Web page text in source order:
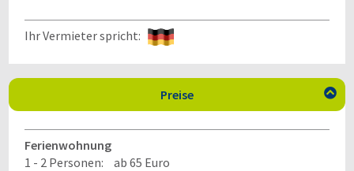
Ihr Vermieter spricht:
Preise 
Ferienwohnung
1 - 2 Personen:
ab 65 Euro